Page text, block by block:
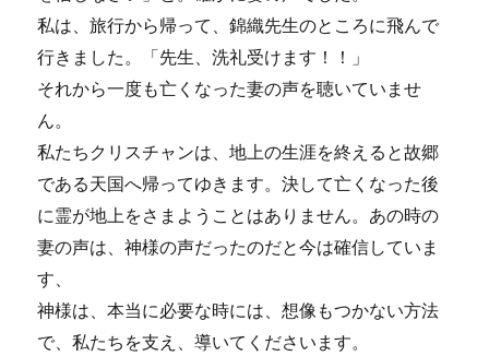
私は、旅行から帰って、錦織先生のところに飛んで
行きました。「先生、洗礼受けます！！」
それから一度も亡くなった妻の声を聴いていませ
ん。
私たちクリスチャンは、地上の生涯を終えると故郷
である天国へ帰ってゆきます。決して亡くなった後
に霊が地上をさまようことはありません。あの時の
妻の声は、神様の声だったのだと今は確信していま
す、
神様は、本当に必要な時には、想像もつかない方法
で、私たちを支え、導いてくださいます。